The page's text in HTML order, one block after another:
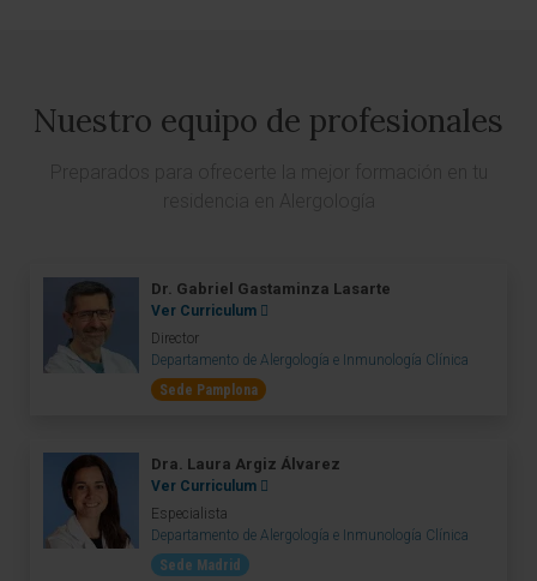
Nuestro equipo de profesionales
Dr. Gabriel Gastaminza Lasarte
Ver Curriculum
Director
Departamento de Alergología e Inmunología Clínica
Sede Pamplona
Dra. Laura Argiz Álvarez
Ver Curriculum
Especialista
Departamento de Alergología e Inmunología Clínica
Sede Madrid